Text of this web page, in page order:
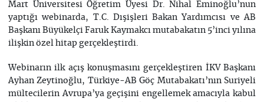
Mart Üniversitesi Öğretim Üyesi Dr. Nihal Eminoğlu’nun
yaptığı webinarda, T.C. Dışişleri Bakan Yardımcısı ve AB
Başkanı Büyükelçi Faruk Kaymakcı mutabakatın 5’inci yılına
ilişkin özel hitap gerçekleştirdi.
Webinarın ilk açış konuşmasını gerçekleştiren İKV Başkanı
Ayhan Zeytinoğlu, Türkiye-AB Göç Mutabakatı’nın Suriyeli
mültecilerin Avrupa’ya geçişini engellemek amacıyla kabul